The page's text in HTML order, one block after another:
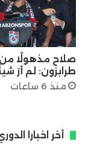
صلاح مذهولًا من
طرابزون: لم أرَ
منذ 6 ساعات
أخر اخبارا